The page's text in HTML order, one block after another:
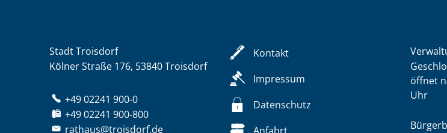
Stadt Troisdorf
Kölner Straße 176, 53840 Troisdorf
+49 02241 900-0
+49 02241 900-800
rathaus@troisdorf.de
Kontakt
Impressum
Datenschutz
öffnet
Uhr